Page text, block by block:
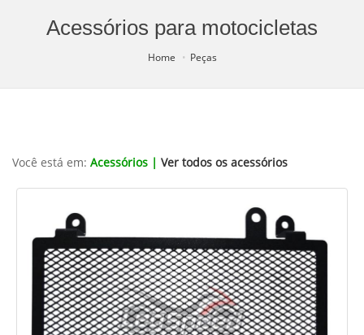
Acessórios para motocicletas
Home Peças
Você está em: Acessórios | Ver todos os acessórios